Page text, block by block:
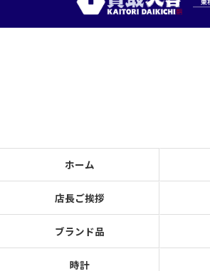
ホーム
店長ご挨拶
ブランド品
時計